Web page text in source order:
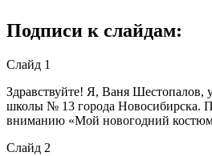
Подписи к слайдам:
Слайд 1
Здравствуйте! Я, Ваня Шестопалов,
школы № 13 города Новосибирска.
вниманию «Мой новогодний
Слайд 2